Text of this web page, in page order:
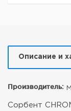
Описание и
Производитель:
Сорбент